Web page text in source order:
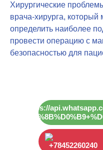
Хирургические
врача-хирурга, который
определить наиболее
провести операцию с
безопасностью для